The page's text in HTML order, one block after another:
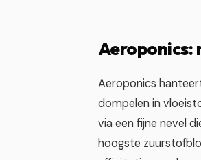
Aeroponics
dompelen in
via een fijne nevel
hoogste